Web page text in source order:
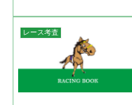
レース考査